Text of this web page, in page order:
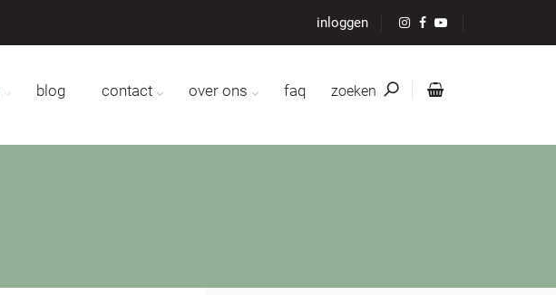
inloggen
blog contact over ons faq zoeken